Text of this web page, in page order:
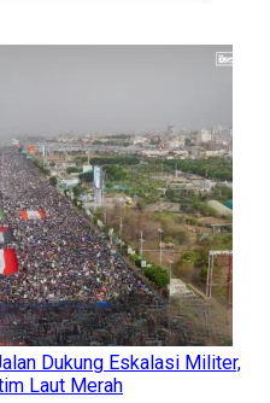
Dukung Eskalasi Militer,
Laut Merah